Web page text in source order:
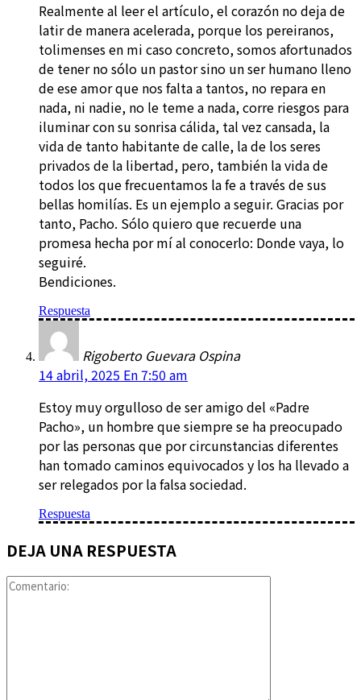
Realmente al leer el artículo, el corazón no deja de
latir de manera acelerada, porque los pereiranos,
tolimenses en mi caso concreto, somos afortunados
de tener no sólo un pastor sino un ser humano lleno
de ese amor que nos falta a tantos, no repara en
nada, ni nadie, no le teme a nada, corre riesgos para
iluminar con su sonrisa cálida, tal vez cansada, la
vida de tanto habitante de calle, la de los seres
privados de la libertad, pero, también la vida de
todos los que frecuentamos la fe a través de sus
bellas homilías. Es un ejemplo a seguir. Gracias por
tanto, Pacho. Sólo quiero que recuerde una
promesa hecha por mí al conocerlo: Donde vaya, lo
seguiré.
Bendiciones.
Respuesta
Rigoberto Guevara Ospina
14 abril, 2025 En 7:50 am
Estoy muy orgulloso de ser amigo del «Padre
Pacho», un hombre que siempre se ha preocupado
por las personas que por circunstancias diferentes
han tomado caminos equivocados y los ha llevado a
ser relegados por la falsa sociedad.
Respuesta
DEJA UNA RESPUESTA